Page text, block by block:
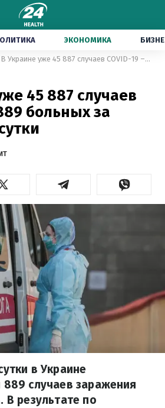
ЭКОНОМИКА
В Украине уже 45 887 случаев COVID-19 – 889 больных за последние сутки
45 887 случаев
больных за
в Украине
случаев заражения
В результате по